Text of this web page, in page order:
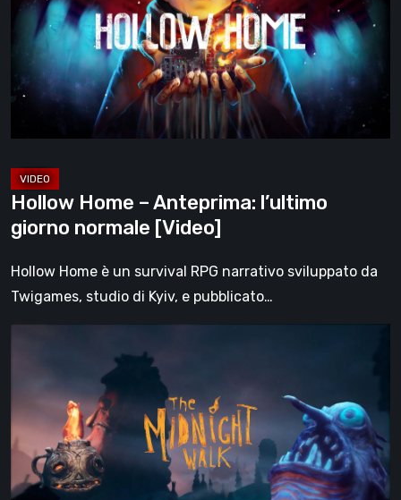
Anteprima:
l’ultimo
giorno
normale
Hollow Home – Anteprima: l’ultimo
giorno normale [Video]
Hollow Home è un survival RPG narrativo sviluppato da
Twigames, studio di Kyiv, e pubblicato…
la
recensione:
una
malinconica